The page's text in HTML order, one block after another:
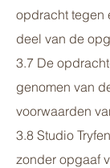
opdracht tegen
deel van de
3.7 De
genomen van
voorwaarden
3.8 Studio
zonder opgaaf